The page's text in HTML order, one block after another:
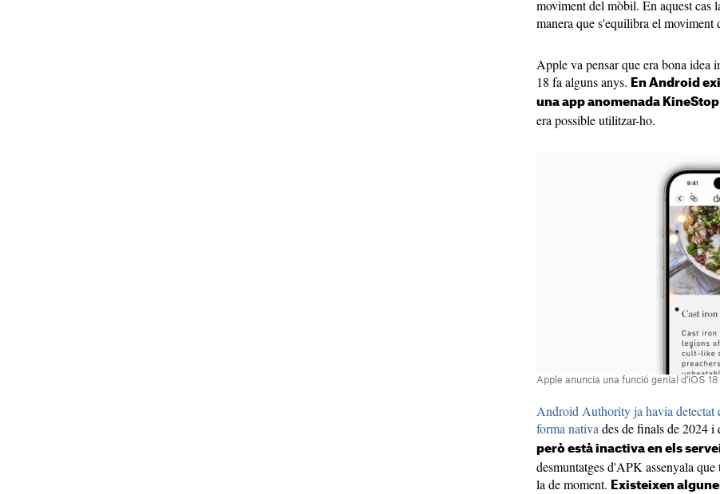
moviment del mòbil. En aquest cas
manera que s'equilibra el moviment
Apple va pensar que era bona idea
18 fa alguns anys. En Android
una app anomenada KineStop
era possible utilitzar-ho.
Apple anuncia una funció genial d'iOS
Android Authority ja havia detectat
forma nativades de finals de 2024 i
però està inactiva en els
desmuntatges d'APK assenyala
la de moment. Existeixen